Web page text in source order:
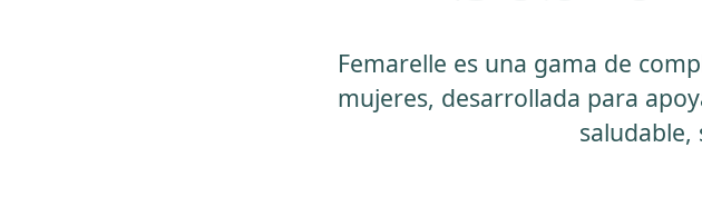
Femarelle es una gama de
mujeres, desarrollada para
saludable,